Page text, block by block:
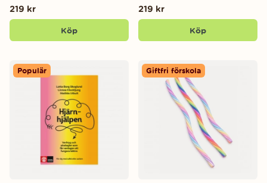
219 kr
Köp
219 kr
Köp
Populär Giftfri förskola